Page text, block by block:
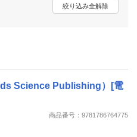
動画配信ガイド
エンタメニュース
絞り込み全解除
Science Publishing）[電
商品番号：9781786764775